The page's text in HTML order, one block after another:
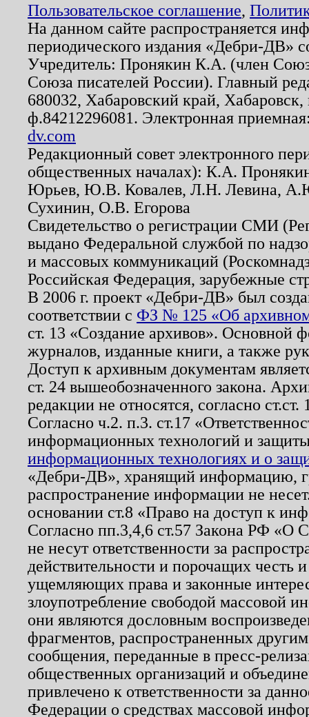
Пользовательское соглашение,
На данном сайте распространяется
периодического издания «Дебри-ДВ»
Учредитель: Пронякин К.А. (член
Союза писателей России). Главный
680032, Хабаровский край,
ф.84212296081. Электронная
dv.com
Редакционный совет электронного
общественных началах): К.А.
Юрьев, Ю.В. Ковалев, Л.Н. Левина,
Сухинин, О.В. Егорова
Свидетельство о регистрации СМИ
выдано Федеральной службой по
и массовых коммуникаций
Российская Федерация, зарубежные
В 2006 г. проект «Дебри-ДВ» был
соответствии с ФЗ № 125 «Об
ст. 13 «Создание архивов». Основной
журналов, изданные книги, а также
Доступ к архивным документам
ст. 24 вышеобозначенного закона.
редакции не относятся, согласно
Согласно ч.2. п.3. ст.17
информационных технологий и
информационных технологиях и о
«Дебри-ДВ», хранящий информацию,
распространение информации не
основании ст.8 «Право на доступ к
Согласно пп.3,4,6 ст.57 Закона РФ «О
не несут ответственности за
действительности и порочащих честь
ущемляющих права и законные
злоупотребление свободой массовой
они являются дословным
фрагментов, распространенных
сообщения, переданные в пресс-
общественных организаций и
привлечено к ответственности за
Федерации о средствах массовой